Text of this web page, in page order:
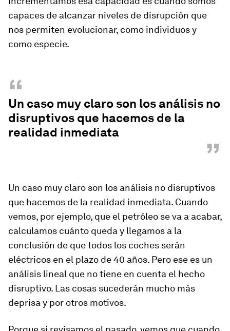
capaces de alcanzar niveles de disrupción que
nos permiten evolucionar, como individuos y
como especie.
“
Un caso muy claro son los análisis no
disruptivos que hacemos de la
realidad inmediata
”
Un caso muy claro son los análisis no disruptivos
que hacemos de la realidad inmediata. Cuando
vemos, por ejemplo, que el petróleo se va a acabar,
calculamos cuánto queda y llegamos a la
conclusión de que todos los coches serán
eléctricos en el plazo de 40 años. Pero ese es un
análisis lineal que no tiene en cuenta el hecho
disruptivo. Las cosas sucederán mucho más
deprisa y por otros motivos.